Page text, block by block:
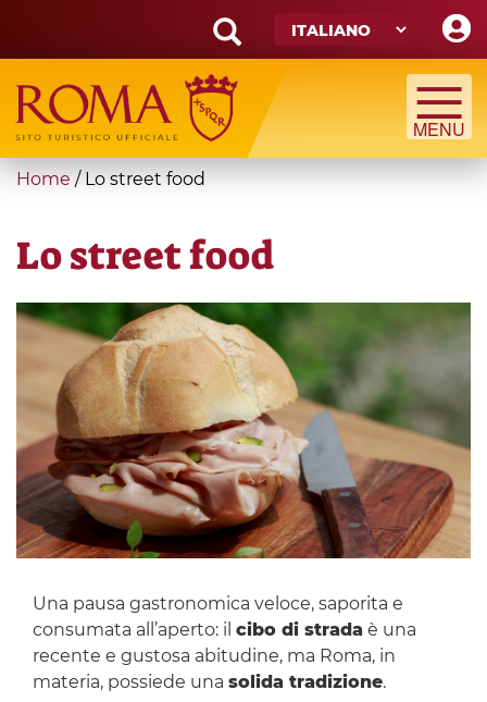
main
content
Search
form
Cerca
You
here
Home / Lo street food
Lo street food
Una pausa gastronomica veloce, saporita e
consumata all’aperto: il cibo di strada è una
recente e gustosa abitudine, ma Roma, in
materia, possiede una solida tradizione.